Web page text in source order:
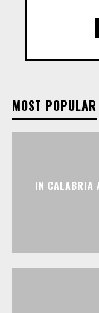
MOST POPULAR
IN CALABRIA